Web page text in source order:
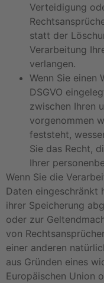
Verteidigung
statt der
Verarbeitung
verlangen.
Wenn Sie einen
DSGVO
zwischen Ihren
vorgenommen
feststeht,
Sie das Recht,
Ihrer
Wenn Sie die
Daten eingeschränkt
ihrer Speicherung
oder zur
von
einer anderen
aus Gründen eines
Europäischen Union